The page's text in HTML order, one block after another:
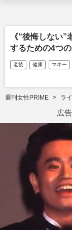
《“後悔しない
するための4つ
老後 健康 マネー
週刊女性PRIME ラ
広